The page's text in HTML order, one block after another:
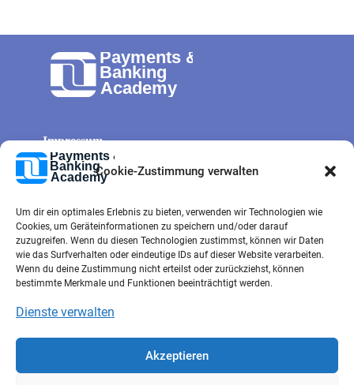
Cookie-Zustimmung verwalten
Um dir ein optimales Erlebnis zu bieten, verwenden wir Technologien wie
Cookies, um Geräteinformationen zu speichern und/oder darauf
zuzugreifen. Wenn du diesen Technologien zustimmst, können wir Daten
wie das Surfverhalten oder eindeutige IDs auf dieser Website verarbeiten.
Wenn du deine Zustimmung nicht erteilst oder zurückziehst, können
bestimmte Merkmale und Funktionen beeinträchtigt werden.
Dienste verwalten
Akzeptieren
Impressum
Allg. Geschäftsbedingungen
Cookie-Richtlinie
Datenschutz
Kontaktformular
e-mail